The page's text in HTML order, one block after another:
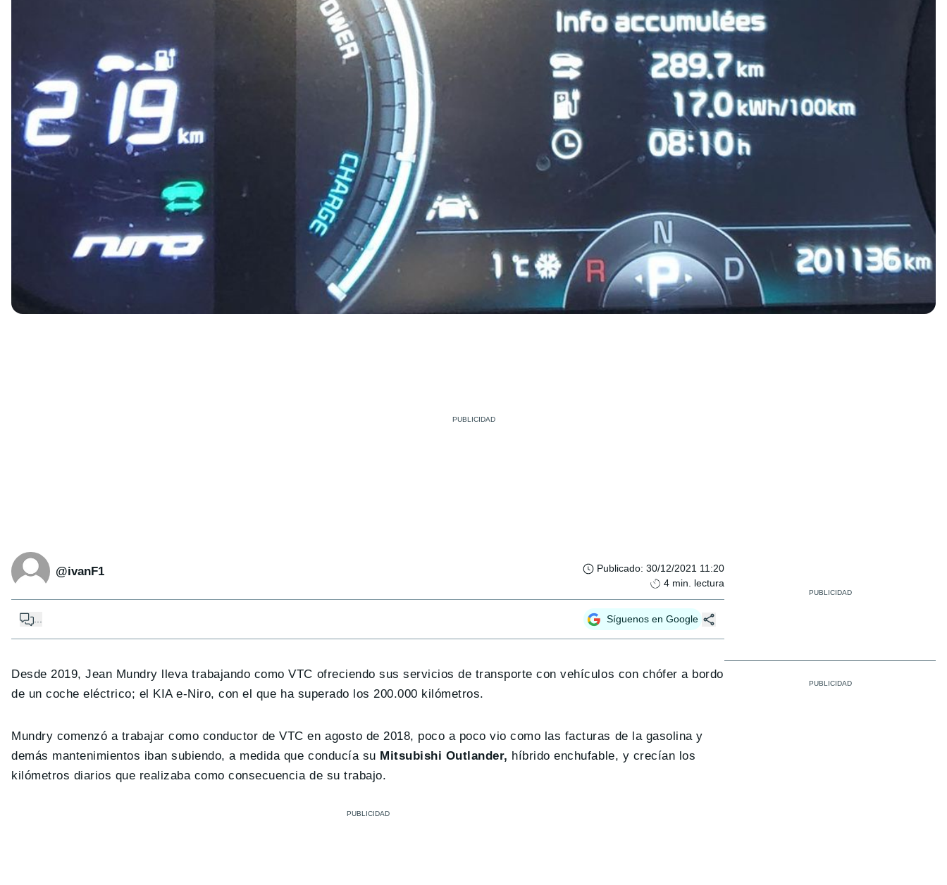
@ivanF1 Publicado: 30/12/2021 11:20
4 min. lectura
... Síguenos en Google
Desde 2019, Jean Mundry lleva trabajando como VTC ofreciendo sus servicios de transporte con vehículos con chófer a bordo
de un coche eléctrico; el KIA e-Niro, con el que ha superado los 200.000 kilómetros.
Mundry comenzó a trabajar como conductor de VTC en agosto de 2018, poco a poco vio como las facturas de la gasolina y
demás mantenimientos iban subiendo, a medida que conducía su Mitsubishi Outlander, híbrido enchufable, y crecían los
kilómetros diarios que realizaba como consecuencia de su trabajo.